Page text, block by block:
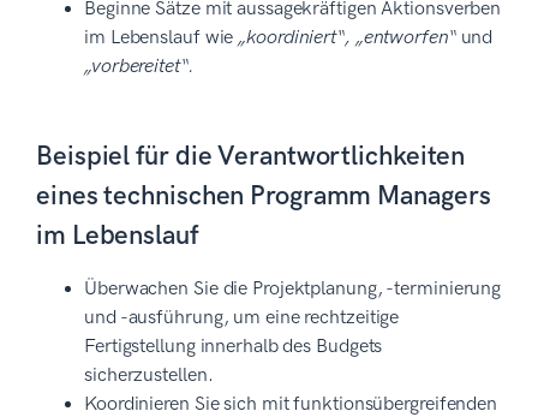
Beginne Sätze mit aussagekräftigen Aktionsverben
im Lebenslauf wie „koordiniert“, „entworfen“ und
„vorbereitet“.
Beispiel für die Verantwortlichkeiten
eines technischen Programm Managers
im Lebenslauf
Überwachen Sie die Projektplanung, -terminierung
und -ausführung, um eine rechtzeitige
Fertigstellung innerhalb des Budgets
sicherzustellen.
Koordinieren Sie sich mit funktionsübergreifenden